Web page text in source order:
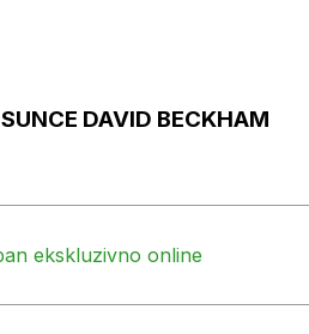
DAVID BECKHAM
ekskluzivno online